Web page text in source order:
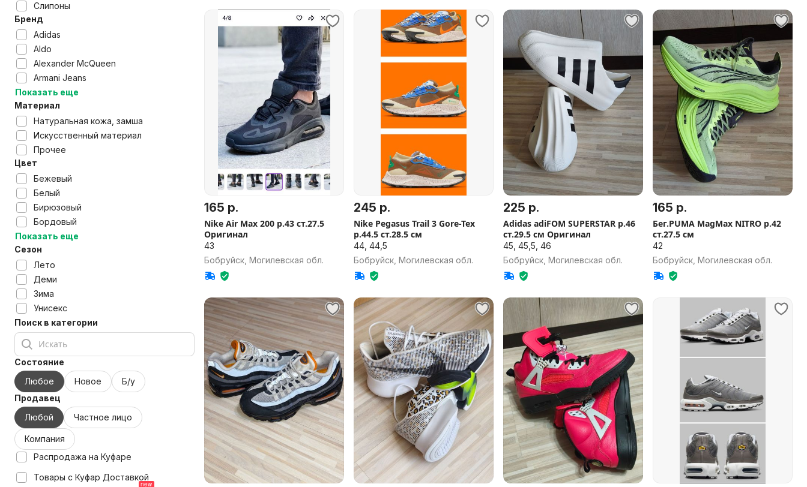
Слипоны
Бренд
Adidas
Aldo
Alexander McQueen
Armani Jeans
Показать еще
Материал
Натуральная кожа, замша
Искусственный материал
Прочее
Цвет
Бежевый
Белый
Бирюзовый
Бордовый
Показать еще
Сезон
Лето
Деми
Зима
Унисекс
Поиск в категории
Состояние
Любое
Новое
Б/у
Продавец
Любой
Частное лицо
Компания
Распродажа на Куфаре
Товары с Куфар Доставкой
165 р.
Nike Air Max 200 р.43 ст.27.5
Оригинал
43
Бобруйск, Могилевская обл.
245 р.
Nike Pegasus Trail 3 Gore-Tex
р.44.5 ст.28.5 см
44, 44,5
Бобруйск, Могилевская обл.
225 р.
Adidas adiFOM SUPERSTAR р.46
ст.29.5 см Оригинал
45, 45,5, 46
Бобруйск, Могилевская обл.
165 р.
Бег.PUMA MagMax NITRO р.42
ст.27.5 см
42
Бобруйск, Могилевская обл.